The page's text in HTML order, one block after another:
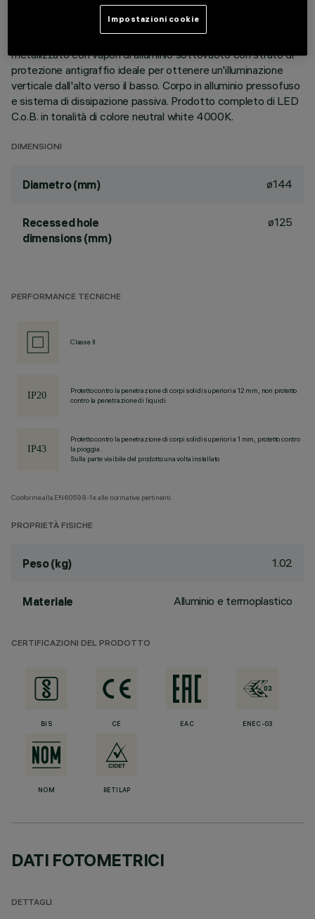
Apparecchio rotondo wall-washer ad incasso finalizzato
all'utilizzo di lampada LED con tecnoclogia C.o.B. Versione
metallizzato con vapori di alluminio sottovuoto con strato di
protezione antigraffio ideale per ottenere un'illuminazione
verticale dall'alto verso il basso. Corpo in alluminio pressofuso
e sistema di dissipazione passiva. Prodotto completo di LED
C.o.B. in tonalità di colore neutral white 4000K.
DIMENSIONI
Diametro (mm) ø144
Recessed hole
dimensions (mm)
ø125
PERFORMANCE TECNICHE
Classe II
Protetto contro la penetrazione di corpi solidi superiori a 12 mm, non protetto
contro la penetrazione di liquidi.
Protetto contro la penetrazione di corpi solidi superiori a 1 mm, protetto contro
la pioggia.
Sulla parte visibile del prodotto una volta installato
Conforme alla EN60598-1 e alle normative pertinenti.
PROPRIETÀ FISICHE
Peso (kg) 1.02
Materiale Alluminio e termoplastico
CERTIFICAZIONI DEL PRODOTTO
BIS CE EAC ENEC-03
NOM RETILAP
DATI FOTOMETRICI
DETTAGLI
Impostazioni cookie